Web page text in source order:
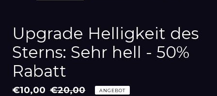
Upgrade Helligkeit des
Sterns: Sehr hell - 50%
Rabatt
Sonderpreis
€10,00 Normaler
€20,00 ANGEBOT